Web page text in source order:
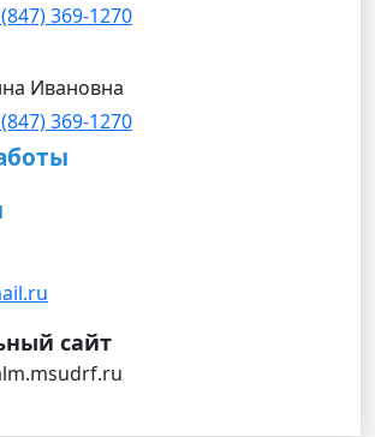
369-1270
Ивановна
369-1270
сайт